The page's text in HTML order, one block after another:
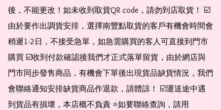
後，不能更改！如未收到取貨QR code，請勿到店取貨！ ☑️
由於要作出調貨安排，選擇南豐點取貨的客戶有機會時間會
稍遲1-2日，不接受急單，如急需購買的客人可直接到門市
購買 ☑️收到付款確認後我們才正式落單留貨，由於網店與
門市同步發售商品，有機會下單後出現貨品缺貨情況，我們
會聯絡通知安排缺貨商品作退款，請體諒！ ☑️運送途中遇
到貨品有損壞，本店概不負責 ⭐️如要聯絡查詢，請用